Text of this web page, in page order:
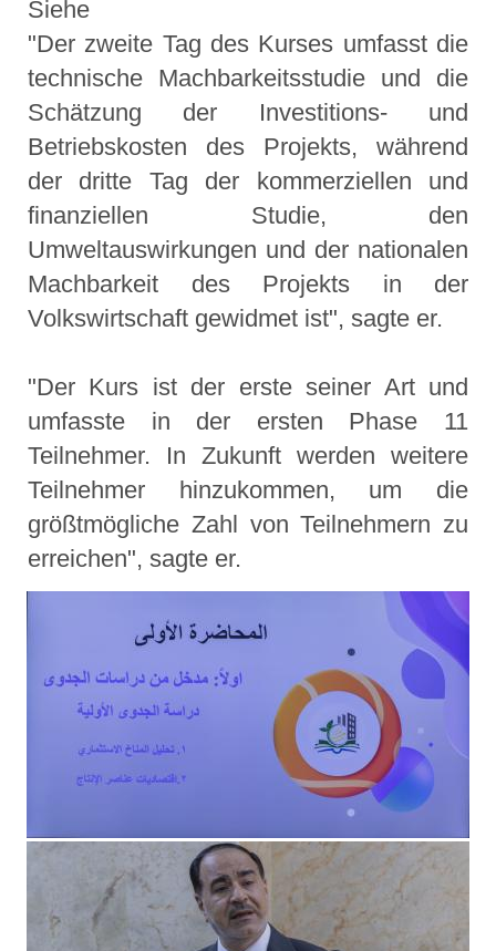
Siehe
"Der zweite Tag des Kurses umfasst die
technische Machbarkeitsstudie und die
Schätzung der Investitions- und
Betriebskosten des Projekts, während
der dritte Tag der kommerziellen und
finanziellen Studie, den
Umweltauswirkungen und der nationalen
Machbarkeit des Projekts in der
Volkswirtschaft gewidmet ist", sagte er.
"Der Kurs ist der erste seiner Art und
umfasste in der ersten Phase 11
Teilnehmer. In Zukunft werden weitere
Teilnehmer hinzukommen, um die
größtmögliche Zahl von Teilnehmern zu
erreichen", sagte er.